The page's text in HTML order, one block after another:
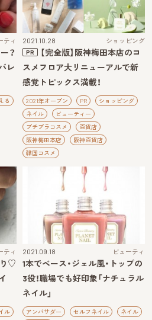
ティ
？
レ
る
2021.10.28 ショッピング
PR
【完全版】阪神梅田本店のコ
スメフロア大リニューアルで新
感覚トピックス満載！
2021年オープン PR
ショッピング
ネイル
ビューティー
プチプラコスメ
百貨店
阪神梅田本店
阪神百貨店
韓国コスメ
ティ
り♡
ル
2021.09.18 ビューティ
1本でベース・ジェル風・トップの
3役！職場でも好印象「ナチュラル
ネイル」
アンバサダー セルフネイル
ネイル